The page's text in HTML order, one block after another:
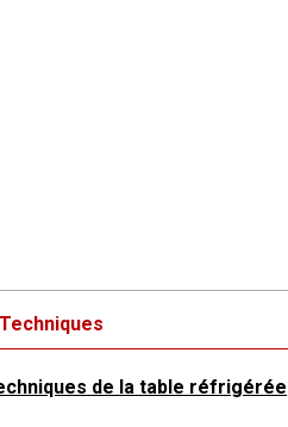
de la table réfrigérée